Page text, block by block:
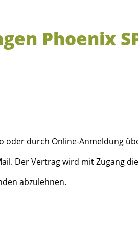
Phoenix
durch Online-Anmeldung
Der Vertrag wird mit Zugang
abzulehnen.